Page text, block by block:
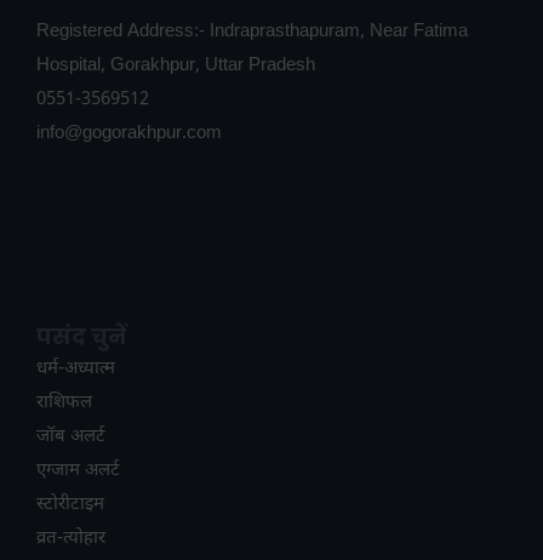
Registered Address:- Indraprasthapuram, Near Fatima
Hospital, Gorakhpur, Uttar Pradesh
0551-3569512
info@gogorakhpur.com
धर्म-अध्यात्म
राशिफल
जॉब अलर्ट
एग्जाम अलर्ट
स्टोरीटाइम
व्रत-त्योहार